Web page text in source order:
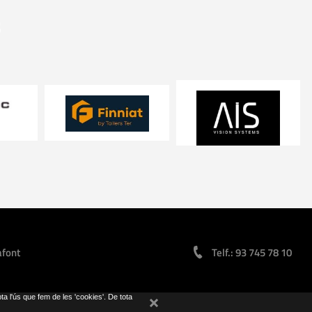
l'ús que fem de les 'cookies'. De tota
Telf.: 93 745 78 10